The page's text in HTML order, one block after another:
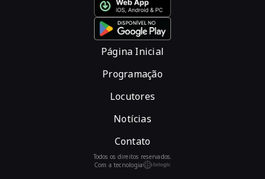
Página Inicial
Programação
Locutores
Notícias
Contato
Todos os direitos reservados.
Com a tecnologia